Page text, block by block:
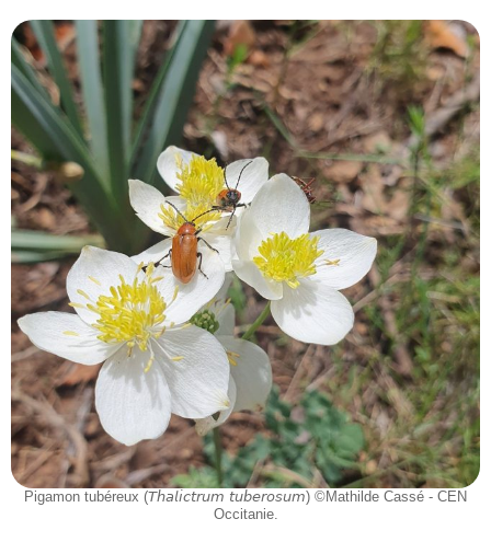
Pigamon tubéreux (𝘛𝘩𝘢𝘭𝘪𝘤𝘵𝘳𝘶𝘮 𝘵𝘶𝘣𝘦𝘳𝘰𝘴𝘶𝘮) ©Mathilde Cassé - CEN
Occitanie.